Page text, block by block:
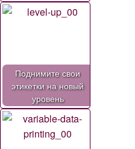
Поднимите свои
этикетки на новый
уровень